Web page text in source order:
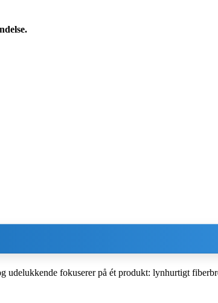
udelukkende fokuserer på ét produkt: lynhurtigt